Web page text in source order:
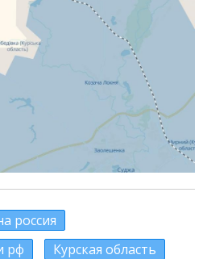
россия
рф
Курская область